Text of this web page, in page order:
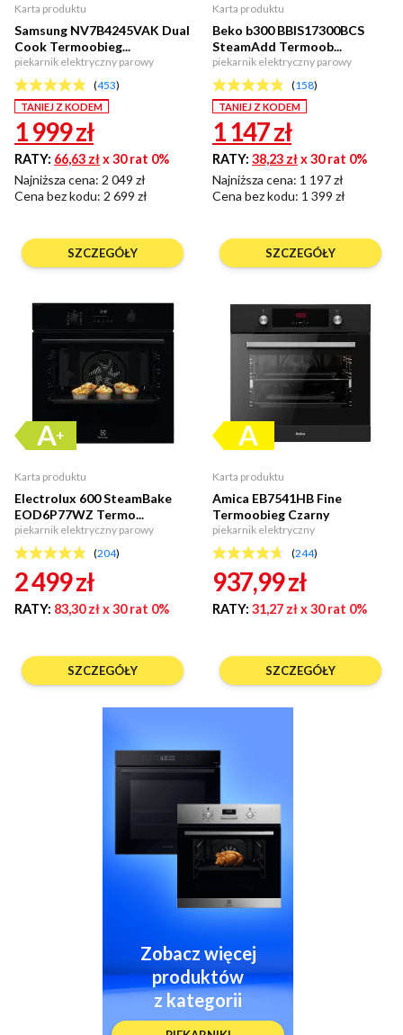
Karta produktu
Samsung NV7B4245VAK Dual
Cook Termoobieg...
piekarnik elektryczny parowy
(453)
TANIEJ Z KODEM
1 999zł
RATY: 66,63 złx 30 rat 0%
Najniższa cena: 2 049 zł
Cena bez kodu: 2 699 zł
SZCZEGÓŁY
Karta produktu
Beko b300 BBIS17300BCS
SteamAdd Termoob...
piekarnik elektryczny parowy
(158)
TANIEJ Z KODEM
1 147zł
RATY: 38,23 złx 30 rat 0%
Najniższa cena: 1 197 zł
Cena bez kodu: 1 399 zł
SZCZEGÓŁY
Karta produktu
Electrolux 600 SteamBake
EOD6P77WZ Termo...
piekarnik elektryczny parowy
(204)
2 499zł
RATY: 83,30 złx 30 rat 0%
SZCZEGÓŁY
Karta produktu
Amica EB7541HB Fine
Termoobieg Czarny
piekarnik elektryczny
(244)
937,99zł
RATY: 31,27 złx 30 rat 0%
SZCZEGÓŁY
Zobacz więcej
produktów
z kategorii